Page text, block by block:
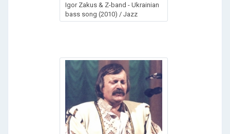
Igor Zakus & Z-band - Ukrainian
bass song (2010) / Jazz